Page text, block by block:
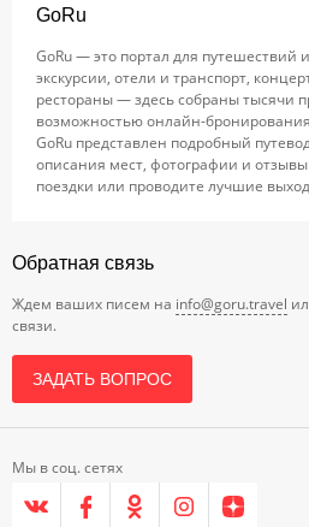
GoRu
GoRu — это портал для путешествий
экскурсии, отели и транспорт,
рестораны — здесь собраны тысячи
возможностью онлайн-
GoRu представлен подробный
описания мест, фотографии и
поездки или проводите лучшие
Обратная связь
Ждем ваших писем на info@goru.travel
связи.
ЗАДАТЬ ВОПРОС
Мы в соц. сетях